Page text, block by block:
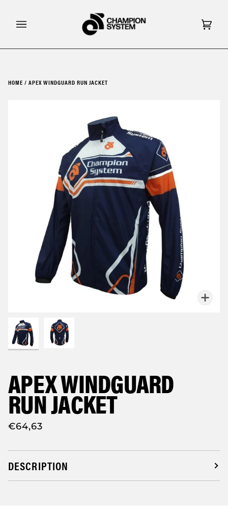
content
Cart
HOME / APEX WINDGUARD RUN JACKET
APEX WINDGUARD
RUN JACKET
€64,63
DESCRIPTION